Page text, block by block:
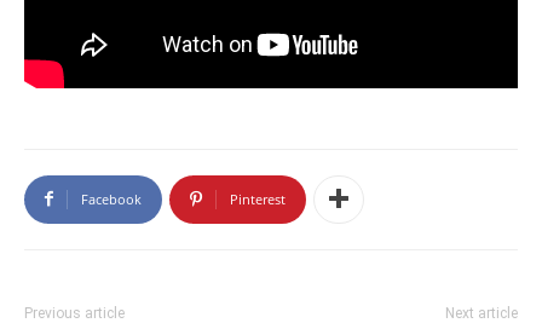
Facebook Pinterest
Previous article Next article